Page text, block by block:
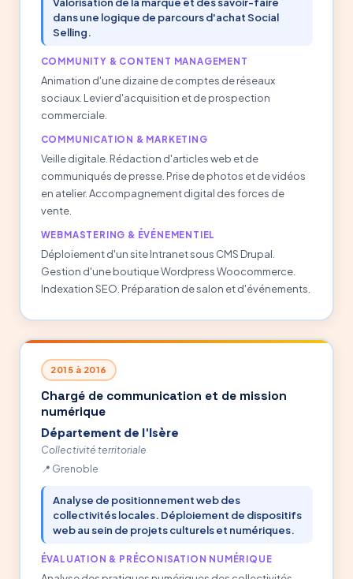
dans une logique de parcours d'achat Social
Selling.
COMMUNITY & CONTENT MANAGEMENT
Animation d'une dizaine de comptes de réseaux
sociaux. Levier d'acquisition et de prospection
commerciale.
COMMUNICATION & MARKETING
Veille digitale. Rédaction d'articles web et de
communiqués de presse. Prise de photos et de vidéos
en atelier. Accompagnement digital des forces de
vente.
WEBMASTERING & ÉVÉNEMENTIEL
Déploiement d'un site Intranet sous CMS Drupal.
Gestion d'une boutique Wordpress Woocommerce.
Indexation SEO. Préparation de salon et d'événements.
2015 à 2016
Chargé de communication et de mission
numérique
Département de l'Isère
Collectivité territoriale
Grenoble
Analyse de positionnement web des
collectivités locales. Déploiement de dispositifs
web au sein de projets culturels et numériques.
ÉVALUATION & PRÉCONISATION NUMÉRIQUE